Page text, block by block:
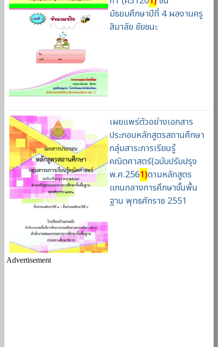
มัธยมศึกษาปีที่ 4 ผลงานครู
สิมาลัย ชัยชนะ
เผยแพร่ตัวอย่างเอกสาร
ประกอบหลักสูตรสถานศึกษา
กลุ่มสาระการเรียนรู้
คณิตศาสตร์(ฉบับปรับปรุง
พ.ศ.2561)ตามหลักสูตร
แกนกลางการศึกษาขั้นพื้น
ฐาน พุทธศักราช 2551
Advertisement